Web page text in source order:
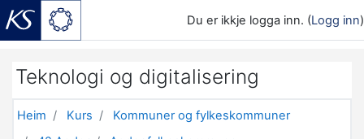
Du er ikkje logga inn. (Logg inn)
Teknologi og digitalisering
Heim Kurs
Kommuner og fylkeskommuner